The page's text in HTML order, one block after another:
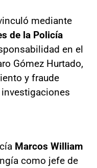
mediante
de la Policía
en el
Gómez Hurtado,
y fraude
Marcos William
como jefe de